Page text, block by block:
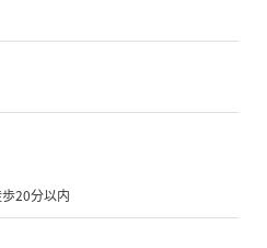
20分以内